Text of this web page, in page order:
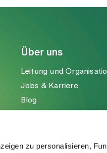
zu personalisieren,
Über uns
Leitung und
Jobs & Karriere
Blog